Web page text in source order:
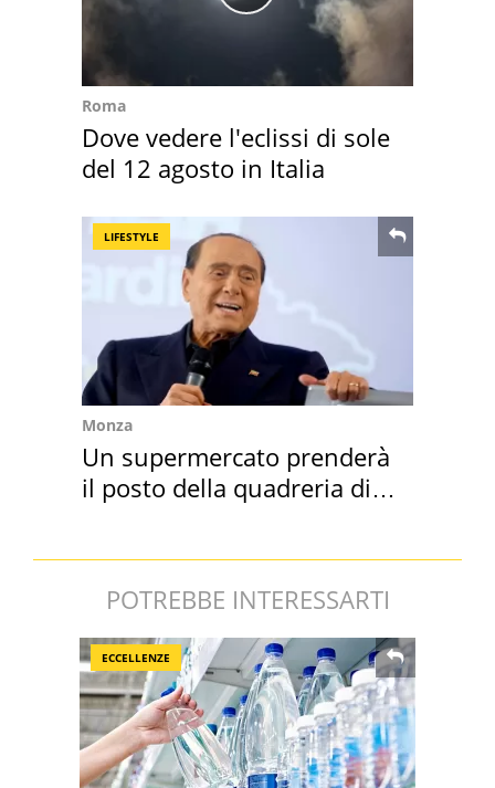
Roma
Dove vedere l'eclissi di sole
del 12 agosto in Italia
LIFESTYLE
Monza
Un supermercato prenderà
il posto della quadreria di
POTREBBE INTERESSARTI
ECCELLENZE